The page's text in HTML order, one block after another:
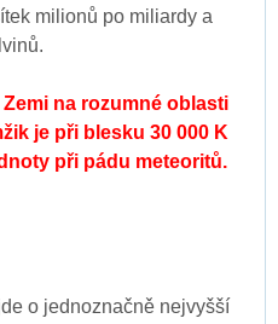
milionů po miliardy a
na rozumné oblasti
je při blesku 30 000 K
při pádu meteoritů.
o jednoznačně nejvyšší